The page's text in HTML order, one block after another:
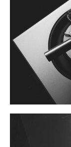
Otros
Ukulele
Mandolina
Banjo
Mariachi
Accesorios